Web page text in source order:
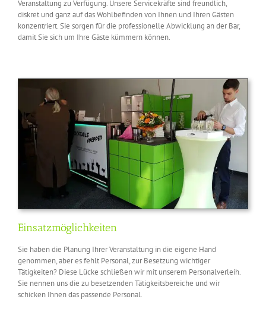
Veranstaltung zu Verfügung. Unsere Servicekräfte sind freundlich,
diskret und ganz auf das Wohlbefinden von Ihnen und Ihren Gästen
konzentriert. Sie sorgen für die professionelle Abwicklung an der Bar,
damit Sie sich um Ihre Gäste kümmern können.
Einsatzmöglichkeiten
Sie haben die Planung Ihrer Veranstaltung in die eigene Hand
genommen, aber es fehlt Personal, zur Besetzung wichtiger
Tätigkeiten? Diese Lücke schließen wir mit unserem Personalverleih.
Sie nennen uns die zu besetzenden Tätigkeitsbereiche und wir
schicken Ihnen das passende Personal.